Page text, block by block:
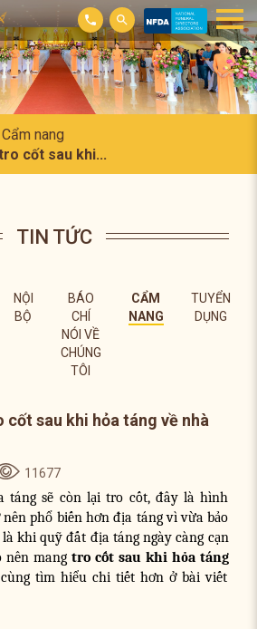
Cẩm nang
cốt sau khi...
TIN TỨC
NỘI
BỘ
BÁO
CHÍ
NÓI VỀ
CHÚNG
TÔI
CẨM
NANG
TUYỂN
DỤNG
cốt sau khi hỏa táng về nhà
11677
táng sẽ còn lại tro cốt, đây là hình
phổ biến hơn địa táng vì vừa bảo
khi quỹ đất địa táng ngày càng cạn
nên mang tro cốt sau khi hỏa táng
tìm hiểu chi tiết hơn ở bài viết